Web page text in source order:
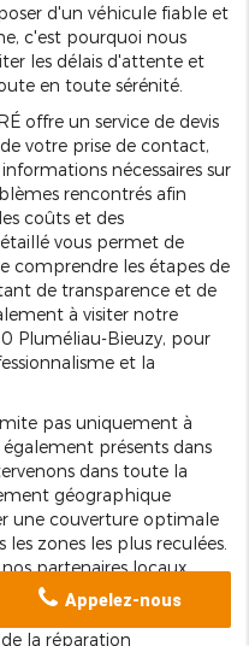
d'un véhicule fiable et
c'est pourquoi nous
les délais d'attente et
en toute sérénité.
offre un service de devis
votre prise de contact,
nécessaires sur
rencontrés afin
coûts et des
vous permet de
comprendre les étapes de
de transparence et de
à visiter notre
Pluméliau-Bieuzy, pour
et la
pas uniquement à
présents dans
dans toute la
géographique
une couverture optimale
zones les plus reculées.
partenaires locaux,
notre capacité à
de notre garage un acteur
la réparation
Appelez-nous